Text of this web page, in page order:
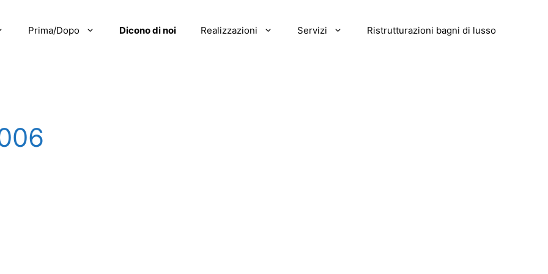
Prima/Dopo Dicono di noi Realizzazioni Servizi Ristrutturazioni bagni di lusso